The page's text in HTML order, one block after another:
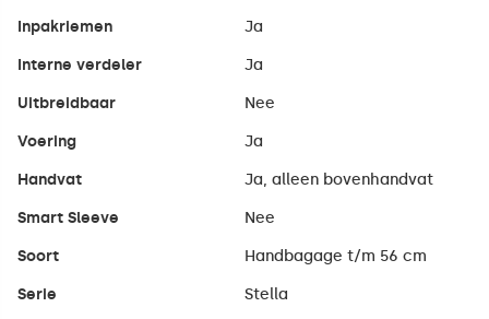
Inpakriemen Ja
Interne verdeler Ja
Uitbreidbaar Nee
Voering Ja
Handvat Ja, alleen bovenhandvat
Smart Sleeve Nee
Soort Handbagage t/m 56 cm
Serie Stella